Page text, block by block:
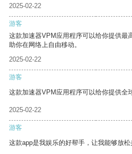
2025-02-22
游客
这款加速器VPM应用程序可以给你提供最
助你在网络上自由移动。
2025-02-22
游客
这款加速器VPM应用程序可以给你提供全
2025-02-22
游客
这款app是我娱乐的好帮手，让我能够放松